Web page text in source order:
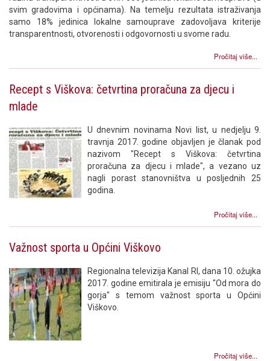
svim gradovima i općinama). Na temelju rezultata istraživanja
samo 18% jedinica lokalne samouprave zadovoljava kriterije
transparentnosti, otvorenosti i odgovornosti u svome radu.
Pročitaj više...
Recept s Viškova: četvrtina proračuna za djecu i
mlade
U dnevnim novinama Novi list, u nedjelju 9.
travnja 2017. godine objavljen je članak pod
nazivom "Recept s Viškova: četvrtina
proračuna za djecu i mlade", a vezano uz
nagli porast stanovništva u posljednih 25
godina.
Pročitaj više...
Važnost sporta u Općini Viškovo
Regionalna televizija Kanal RI, dana 10. ožujka
2017. godine emitirala je emisiju "Od mora do
gorja" s temom važnost sporta u Općini
Viškovo.
Pročitaj više...